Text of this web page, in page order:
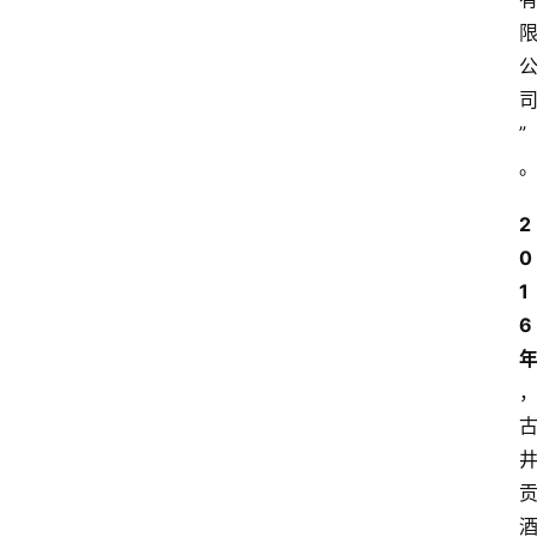
限
公
司
”
。
2
0
1
6
年
，
古
井
贡
酒